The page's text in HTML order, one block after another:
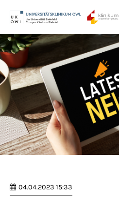
Login
Benutzername
Passwort
Anmelden
04.04.2023 15:33